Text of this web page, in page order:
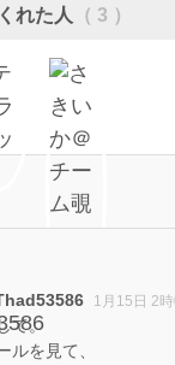
れた人 （ 3 ）
1月15日 2
て。
ルを見て、